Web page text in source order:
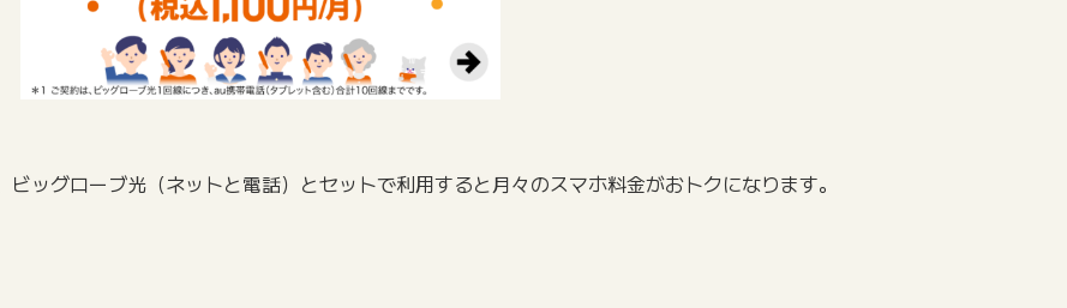
ッグローブ光（ネットと電話）とセットで利用すると月々のスマホ料金がおトクになります。